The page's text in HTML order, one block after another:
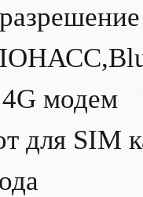
модем
для SIM